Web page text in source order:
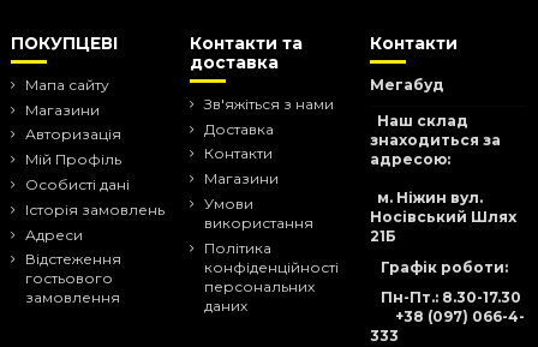
ПОКУПЦЕВІ
Мапа сайту
Магазини
Авторизація
Мій Профіль
Особисті дані
Історія замовлень
Адреси
Відстеження
гостьового
замовлення
Контакти та
доставка
Зв'яжіться з нами
Доставка
Контакти
Магазини
Умови
використання
Політика
конфіденційності
персональних
даних
Контакти
Мегабуд
Наш склад
знаходиться за
адресою:
м. Ніжин вул.
Носівський Шлях
21Б
Графік роботи:
Пн-Пт.: 8.30-17.30
+38 (097) 066-4-
333